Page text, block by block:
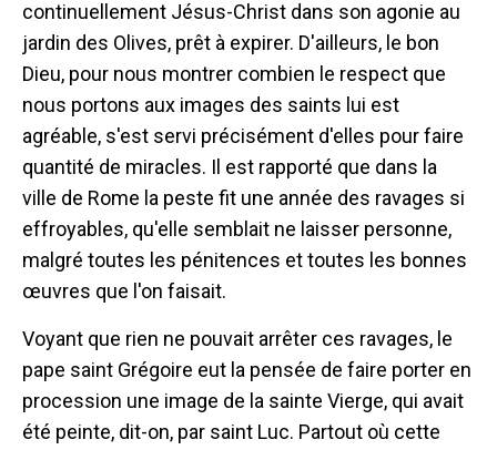
continuellement Jésus-Christ dans son agonie au
jardin des Olives, prêt à expirer. D'ailleurs, le bon
Dieu, pour nous montrer combien le respect que
nous portons aux images des saints lui est
agréable, s'est servi précisément d'elles pour faire
quantité de miracles. Il est rapporté que dans la
ville de Rome la peste fit une année des ravages si
effroyables, qu'elle semblait ne laisser personne,
malgré toutes les pénitences et toutes les bonnes
œuvres que l'on faisait.
Voyant que rien ne pouvait arrêter ces ravages, le
pape saint Grégoire eut la pensée de faire porter en
procession une image de la sainte Vierge, qui avait
été peinte, dit-on, par saint Luc. Partout où cette